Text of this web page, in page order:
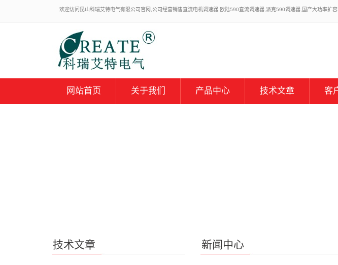
欢迎访问昆山科瑞艾特电气有限公司官网,公司经营销售直流电机调速器,欧陆590直流调速器,派克590调速器,国产大功率扩
网站首页 关于我们 产品中心 技术文章 客
新闻中心
技术文章